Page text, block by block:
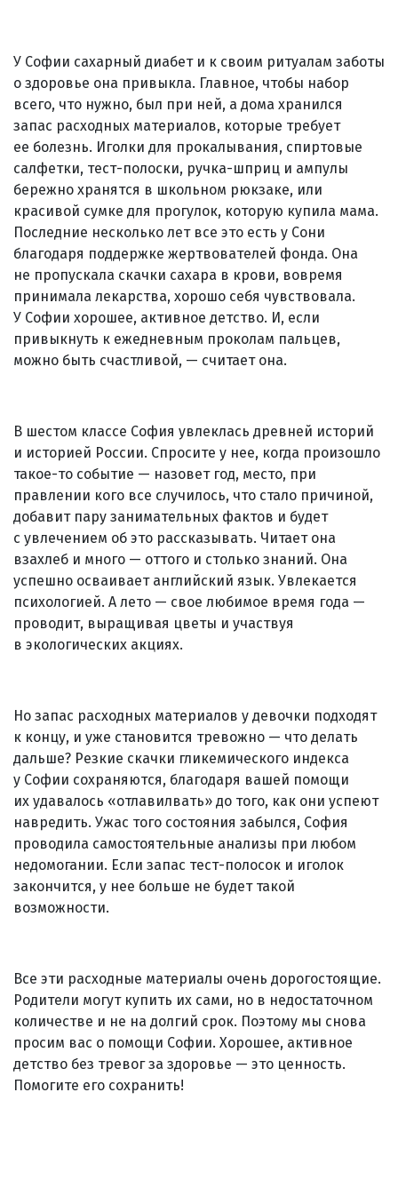
У Софии сахарный диабет и к своим ритуалам заботы
о здоровье она привыкла. Главное, чтобы набор
всего, что нужно, был при ней, а дома хранился
запас расходных материалов, которые требует
ее болезнь. Иголки для прокалывания, спиртовые
салфетки, тест-полоски, ручка-шприц и ампулы
бережно хранятся в школьном рюкзаке, или
красивой сумке для прогулок, которую купила мама.
Последние несколько лет все это есть у Сони
благодаря поддержке жертвователей фонда. Она
не пропускала скачки сахара в крови, вовремя
принимала лекарства, хорошо себя чувствовала.
У Софии хорошее, активное детство. И, если
привыкнуть к ежедневным проколам пальцев,
можно быть счастливой, — считает она.
В шестом классе София увлеклась древней историй
и историей России. Спросите у нее, когда произошло
такое-то событие — назовет год, место, при
правлении кого все случилось, что стало причиной,
добавит пару занимательных фактов и будет
с увлечением об это рассказывать. Читает она
взахлеб и много — оттого и столько знаний. Она
успешно осваивает английский язык. Увлекается
психологией. А лето — свое любимое время года —
проводит, выращивая цветы и участвуя
в экологических акциях.
Но запас расходных материалов у девочки подходят
к концу, и уже становится тревожно — что делать
дальше? Резкие скачки гликемического индекса
у Софии сохраняются, благодаря вашей помощи
их удавалось «отлавилвать» до того, как они успеют
навредить. Ужас того состояния забылся, София
проводила самостоятельные анализы при любом
недомогании. Если запас тест-полосок и иголок
закончится, у нее больше не будет такой
возможности.
Все эти расходные материалы очень дорогостоящие.
Родители могут купить их сами, но в недостаточном
количестве и не на долгий срок. Поэтому мы снова
просим вас о помощи Софии. Хорошее, активное
детство без тревог за здоровье — это ценность.
Помогите его сохранить!